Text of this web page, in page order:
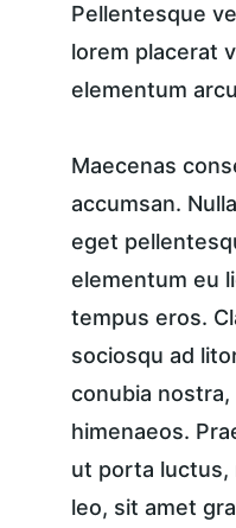
Pellentesque
lorem placerat
elementum
Maecenas
accumsan.
eget
elementum eu
tempus eros.
sociosqu ad
conubia
himenaeos.
ut porta
leo, sit amet